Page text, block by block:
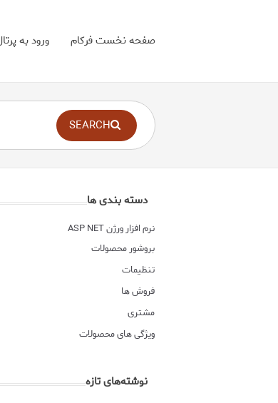
ورود به صفحه نخست فرکام
SEARCH
دسته بندی ها
نرم افزار ورژن ASP NET
بروشور محصولات
تنظیمات
فروش ها
مشتری
ویژگی های محصولات
نوشته‌های تازه